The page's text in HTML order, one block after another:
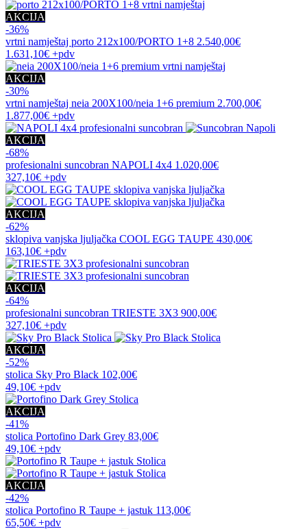
AKCIJA
-36%
vrtni namještaj porto 212x100/PORTO 1+8 2.540,00€
1.631,10€ +pdv
AKCIJA
-30%
vrtni namještaj neia 200X100/neia 1+6 premium 2.700,00€
1.877,00€ +pdv
AKCIJA
-68%
profesionalni suncobran NAPOLI 4x4 1.020,00€
327,10€ +pdv
AKCIJA
-62%
sklopiva vanjska ljuljačka COOL EGG TAUPE 430,00€
163,10€ +pdv
AKCIJA
-64%
profesionalni suncobran TRIESTE 3X3 900,00€
327,10€ +pdv
AKCIJA
-52%
stolica Sky Pro Black 102,00€
49,10€ +pdv
AKCIJA
-41%
stolica Portofino Dark Grey 83,00€
49,10€ +pdv
AKCIJA
-42%
stolica Portofino R Taupe + jastuk 113,00€
65,50€ +pdv